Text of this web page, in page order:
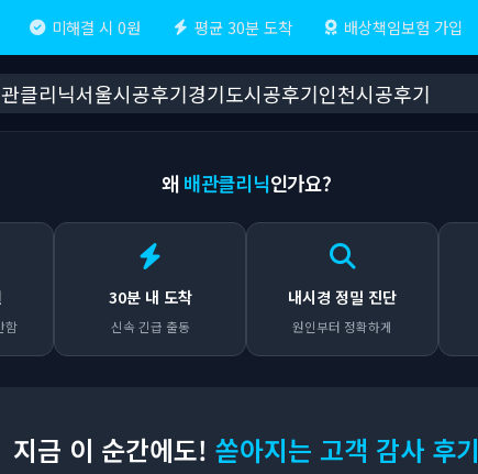
미해결 시 0원 평균 30분 도착 배상책임보험 가입
클리닉서울시공후기경기도시공후기인천시공후기
왜 배관클리닉인가요?
함
30분 내 도착
신속 긴급 출동
내시경 정밀 진단
원인부터 정확하게
지금 이 순간에도! 쏟아지는 고객 감사 후기